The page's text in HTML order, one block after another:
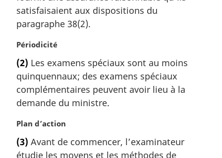
a
e
:
satisfaisaient aux dispositions du
paragraphe 38(2).
N
t
e
m
a
g
n
a
Périodicité
(2) Les examens spéciaux sont au moins
quinquennaux; des examens spéciaux
complémentaires peuvent avoir lieu à la
demande du ministre.
N
t
Plan d’action
(3) Avant de commencer, l’examinateur
étudie les moyens et les méthodes de